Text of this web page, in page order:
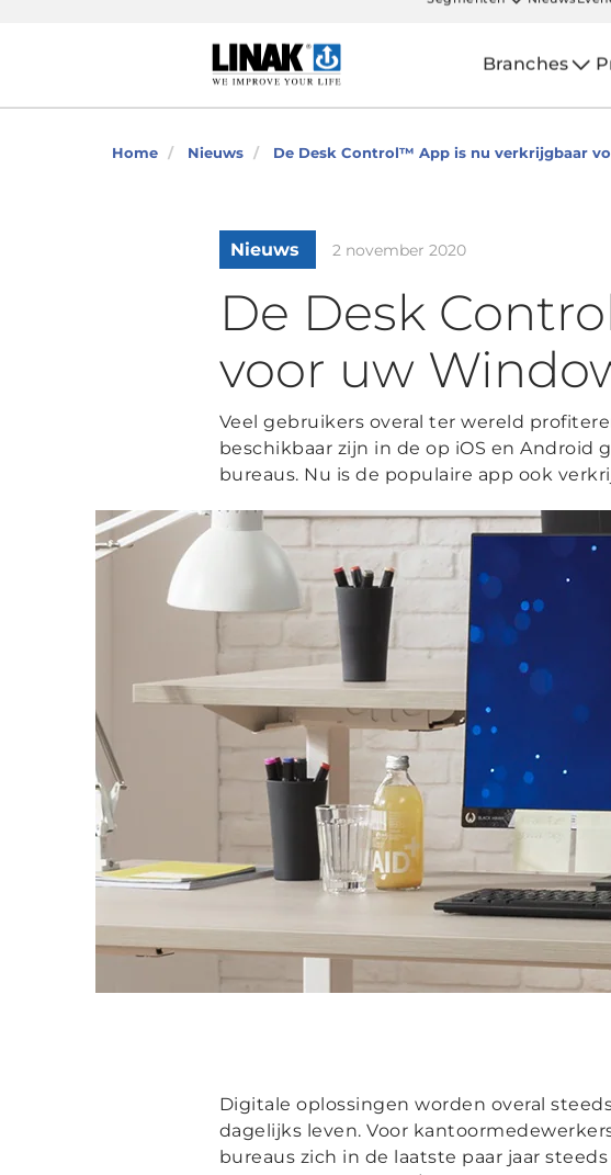
Home Nieuws De Desk Control™ App is nu verkrijgbaar
Nieuws 2 november 2020
De Desk
voor uw
Veel gebruikers overal ter wereld
beschikbaar zijn in de op iOS en Android
bureaus. Nu is de populaire app ook
Digitale oplossingen worden overal
dagelijks leven. Voor
bureaus zich in de laatste paar jaar